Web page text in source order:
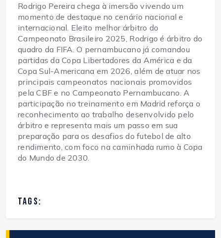
Rodrigo Pereira chega à imersão vivendo um
momento de destaque no cenário nacional e
internacional. Eleito melhor árbitro do
Campeonato Brasileiro 2025, Rodrigo é árbitro do
quadro da FIFA. O pernambucano já comandou
partidas da Copa Libertadores da América e da
Copa Sul-Americana em 2026, além de atuar nos
principais campeonatos nacionais promovidos
pela CBF e no Campeonato Pernambucano. A
participação no treinamento em Madrid reforça o
reconhecimento ao trabalho desenvolvido pelo
árbitro e representa mais um passo em sua
preparação para os desafios do futebol de alto
rendimento, com foco na caminhada rumo à Copa
do Mundo de 2030.
TAGS: